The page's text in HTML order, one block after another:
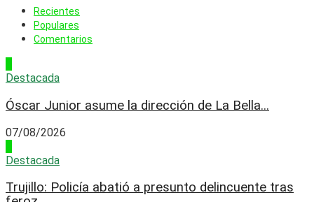
Recientes
Populares
Comentarios
Destacada
Óscar Junior asume la dirección de La Bella...
07/08/2026
Destacada
Trujillo: Policía abatió a presunto delincuente tras